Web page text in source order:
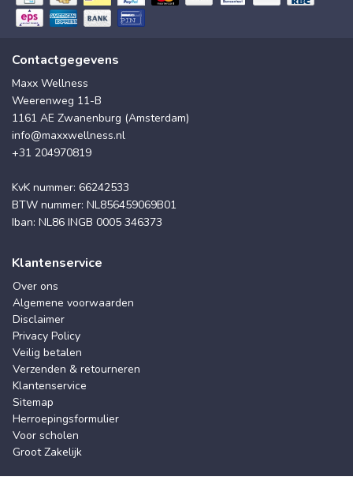
Contactgegevens
Maxx Wellness
Weerenweg 11-B
1161 AE Zwanenburg (Amsterdam)
info@maxxwellness.nl
+31 204970819
KvK nummer: 66242533
BTW nummer: NL856459069B01
Iban: NL86 INGB 0005 346373
Klantenservice
Over ons
Algemene voorwaarden
Disclaimer
Privacy Policy
Veilig betalen
Verzenden & retourneren
Klantenservice
Sitemap
Herroepingsformulier
Voor scholen
Groot Zakelijk